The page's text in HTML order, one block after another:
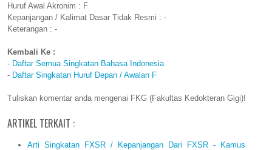
Huruf Awal Akronim : F
Kepanjangan / Kalimat Dasar Tidak Resmi : -
Keterangan : -
Kembali Ke :
- Daftar Semua Singkatan Bahasa Indonesia
- Daftar Singkatan Huruf Depan / Awalan F
Tuliskan komentar anda mengenai FKG (Fakultas Kedokteran Gigi)!
ARTIKEL TERKAIT :
Arti Singkatan FXSR / Kepanjangan Dari FXSR - Kamus